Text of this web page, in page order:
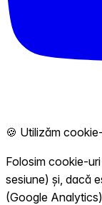
🍪 Utilizăm
Folosim cookie-
sesiune) și, dacă
(Google